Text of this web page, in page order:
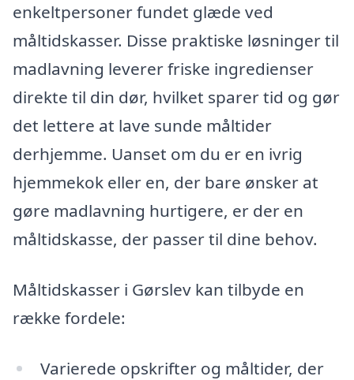
enkeltpersoner fundet glæde ved
måltidskasser. Disse praktiske løsninger til
madlavning leverer friske ingredienser
direkte til din dør, hvilket sparer tid og gør
det lettere at lave sunde måltider
derhjemme. Uanset om du er en ivrig
hjemmekok eller en, der bare ønsker at
gøre madlavning hurtigere, er der en
måltidskasse, der passer til dine behov.
Måltidskasser i Gørslev kan tilbyde en
række fordele:
Varierede opskrifter og måltider, der